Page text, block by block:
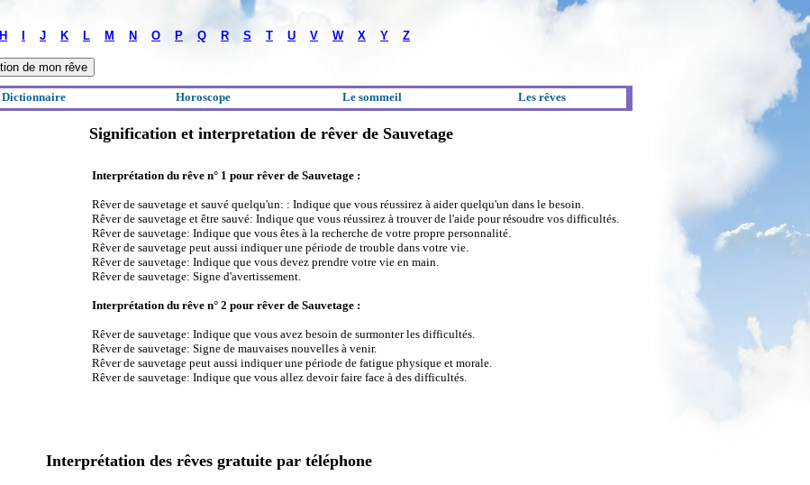
H J K L M N O P Q R S T U V W X Y Z
Dictionnaire Horoscope Le sommeil Les rêves
Signification et interpretation de rêver de Sauvetage
Interprétation du rêve n° 1 pour rêver de Sauvetage :
Rêver de sauvetage et sauvé quelqu'un: : Indique que vous réussirez à aider quelqu'un dans le besoin.
Rêver de sauvetage et être sauvé: Indique que vous réussirez à trouver de l'aide pour résoudre vos difficultés.
Rêver de sauvetage: Indique que vous êtes à la recherche de votre propre personnalité.
Rêver de sauvetage peut aussi indiquer une période de trouble dans votre vie.
Rêver de sauvetage: Indique que vous devez prendre votre vie en main.
Rêver de sauvetage: Signe d'avertissement.
Interprétation du rêve n° 2 pour rêver de Sauvetage :
Rêver de sauvetage: Indique que vous avez besoin de surmonter les difficultés.
Rêver de sauvetage: Signe de mauvaises nouvelles à venir.
Rêver de sauvetage peut aussi indiquer une période de fatigue physique et morale.
Rêver de sauvetage: Indique que vous allez devoir faire face à des difficultés.
Interprétation des rêves gratuite par téléphone